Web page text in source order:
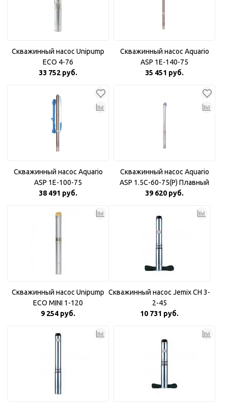
Скважинный насос Unipump
ECO 4-76
33 752 руб.
Скважинный насос Aquario
ASP 1E-140-75
35 451 руб.
Скважинный насос Aquario
ASP 1E-100-75
38 491 руб.
Скважинный насос Aquario
ASP 1.5С-60-75(P) Плавный
пуск
39 620 руб.
Скважинный насос Unipump
ECO MINI 1-120
9 254 руб.
Скважинный насос Jemix CH 3-
2-45
10 731 руб.